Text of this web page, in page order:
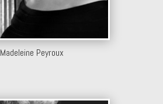
Madeleine Peyroux